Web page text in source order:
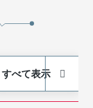
すべて表示